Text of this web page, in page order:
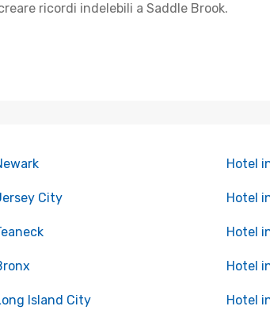
ricordi indelebili a Saddle Brook.
Hotel
City Hotel
Hotel
Hotel
Island City Hotel